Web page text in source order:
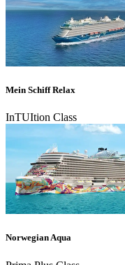
Mein Schiff Relax
InTUItion Class
Norwegian Aqua